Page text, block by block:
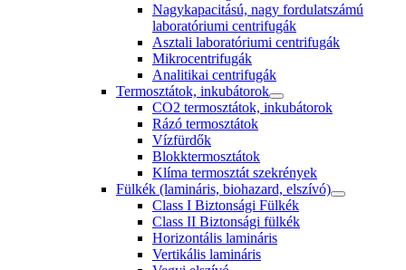
Nagykapacitású, nagy fordulatszámú
laboratóriumi centrifugák
Asztali laboratóriumi centrifugák
Mikrocentrifugák
Analitikai centrifugák
Termosztátok, inkubátorok
CO2 termosztátok, inkubátorok
Rázó termosztátok
Vízfürdők
Blokktermosztátok
Klíma termosztát szekrények
Fülkék (lamináris, biohazard, elszívó)
Class I Biztonsági Fülkék
Class II Biztonsági fülkék
Horizontális lamináris
Vertikális lamináris